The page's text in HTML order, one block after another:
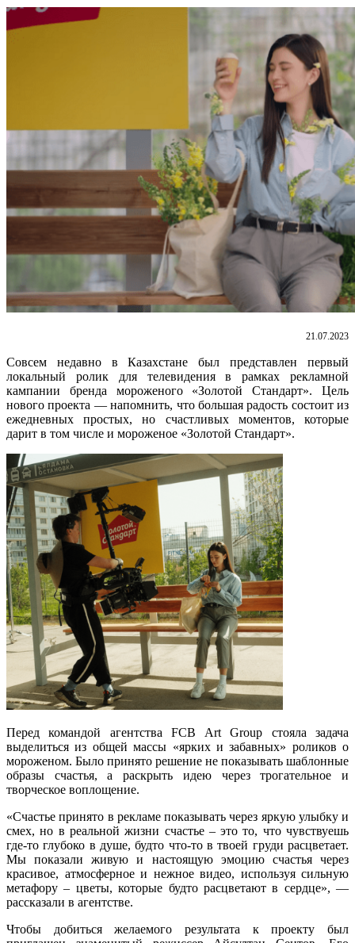
21.07.2023
Совсем недавно в Казахстане был представлен первый
локальный ролик для телевидения в рамках рекламной
кампании бренда мороженого «Золотой Стандарт». Цель
нового проекта — напомнить, что большая радость состоит из
ежедневных простых, но счастливых моментов, которые
дарит в том числе и мороженое «Золотой Стандарт».
Перед командой агентства FCB Art Group стояла задача
выделиться из общей массы «ярких и забавных» роликов о
мороженом. Было принято решение не показывать шаблонные
образы счастья, а раскрыть идею через трогательное и
творческое воплощение.
«Счастье принято в рекламе показывать через яркую улыбку и
смех, но в реальной жизни счастье – это то, что чувствуешь
где-то глубоко в душе, будто что-то в твоей груди расцветает.
Мы показали живую и настоящую эмоцию счастья через
красивое, атмосферное и нежное видео, используя сильную
метафору – цветы, которые будто расцветают в сердце», —
рассказали в агентстве.
Чтобы добиться желаемого результата к проекту был